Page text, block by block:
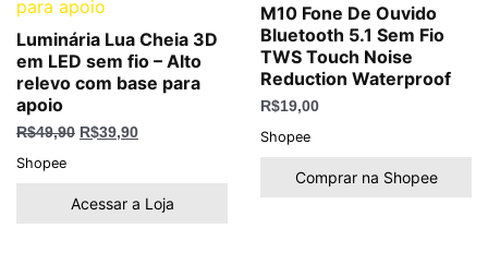
Luminária Lua Cheia 3D
em LED sem fio – Alto
relevo com base para
apoio
R$49,90 R$39,90
Shopee
Acessar a Loja
M10 Fone De Ouvido
Bluetooth 5.1 Sem Fio
TWS Touch Noise
Reduction Waterproof
R$19,00
Shopee
Comprar na Shopee